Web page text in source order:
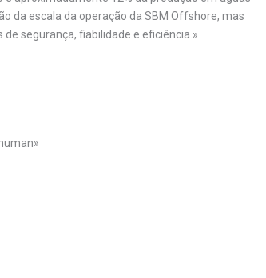
da escala da operação da SBM Offshore, mas
segurança, fiabilidade e eficiência.»